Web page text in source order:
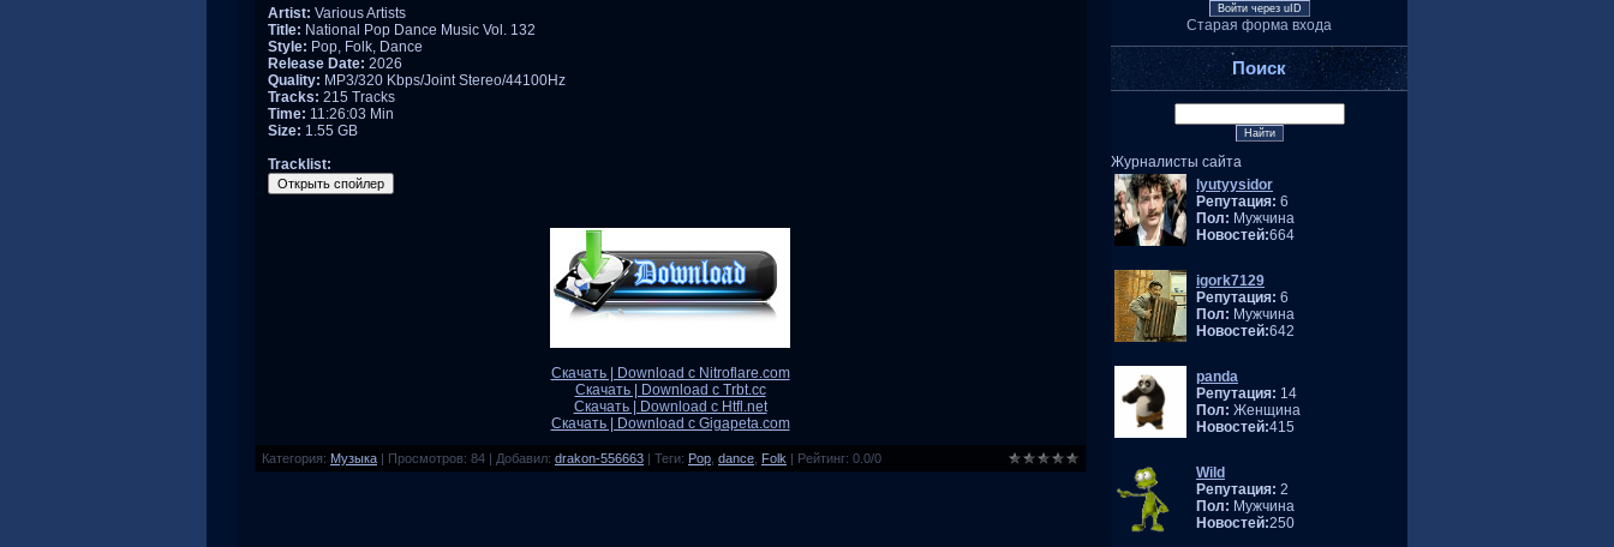
Artist: Various Artists
Title: National Pop Dance Music Vol. 132
Style: Pop, Folk, Dance
Release Date: 2026
Quality: MP3/320 Kbps/Joint Stereo/44100Hz
Tracks: 215 Tracks
Time: 11:26:03 Min
Size: 1.55 GB
Tracklist:
Скачать | Download с Nitroflare.com
Скачать | Download с Trbt.cc
Скачать | Download с Htfl.net
Скачать | Download с Gigapeta.com
Категория: Музыка | Просмотров: 84 | Добавил: drakon-556663 | Теги: Pop dance Folk | Рейтинг: 0.0/0
Войти через uID
Старая форма входа
Поиск
Журналисты сайта
lyutyysidor
Репутация: 6
Пол: Мужчина
Новостей:664
igork7129
Репутация: 6
Пол: Мужчина
Новостей:642
panda
Репутация: 14
Пол: Женщина
Новостей:415
Wild
Репутация: 2
Пол: Мужчина
Новостей:250